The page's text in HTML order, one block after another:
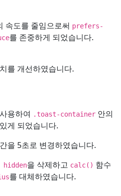
속도를 줄임으로써 prefers-
를 존중하게 되었습니다.
를 개선하였습니다.
용하여 .toast-container 안의
게 되었습니다.
을 5초로 변경하였습니다.
을 삭제하고 calc() 함수
를 대체하였습니다.